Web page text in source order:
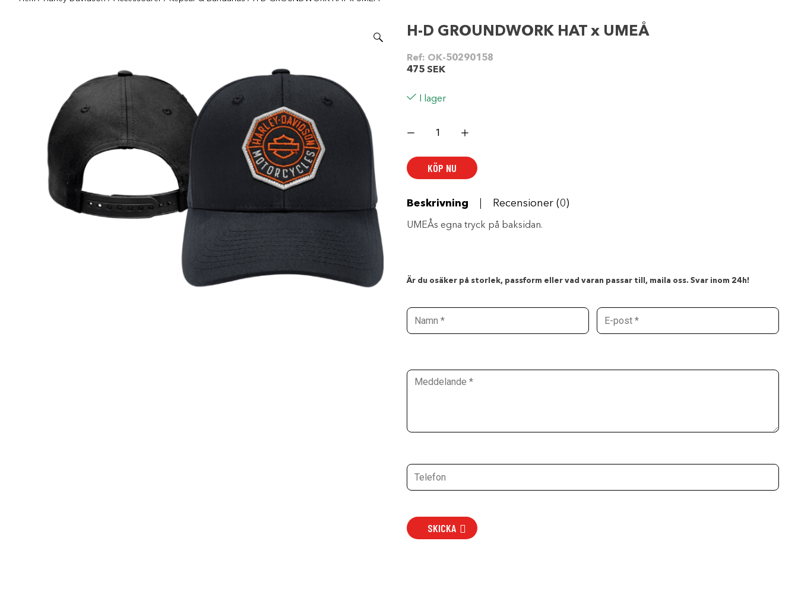
H-D GROUNDWORK HAT x UMEÅ
Ref: OK-50290158
475 SEK
I lager
UMEÅ
mängd
KÖP NU
Beskrivning Recensioner (0)
UMEÅs egna tryck på baksidan.
Är du osäker på storlek, passform eller vad varan passar till, maila oss. Svar inom 24h!
SKICKA